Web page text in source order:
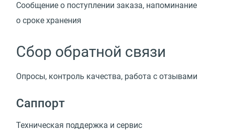
Сообщение о поступлении заказа, напоминание
о сроке хранения
Сбор обратной связи
Опросы, контроль качества, работа с отзывами
Саппорт
Техническая поддержка и сервис